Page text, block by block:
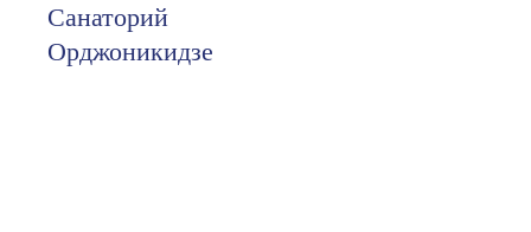
Санаторий
Орджоникидзе